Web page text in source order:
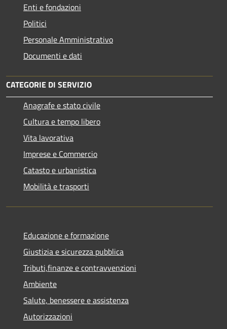
Enti e fondazioni
Politici
Personale Amministrativo
Documenti e dati
CATEGORIE DI SERVIZIO
Anagrafe e stato civile
Cultura e tempo libero
Vita lavorativa
Imprese e Commercio
Catasto e urbanistica
Mobilità e trasporti
Educazione e formazione
Giustizia e sicurezza pubblica
Tributi,finanze e contravvenzioni
Ambiente
Salute, benessere e assistenza
Autorizzazioni